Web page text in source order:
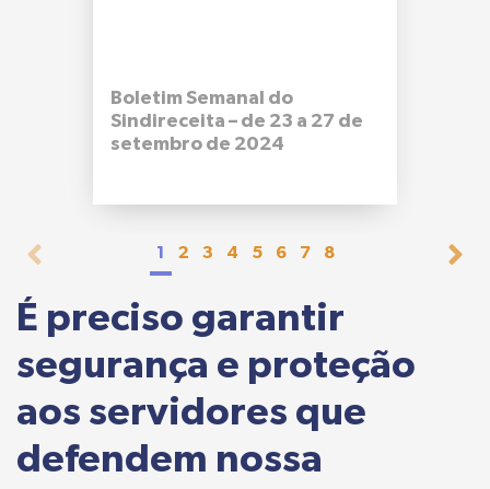
Boletim Semanal do
Sindireceita – de 23 a 27 de
setembro de 2024
1 2 3 4 5 6 7 8
É preciso garantir
segurança e proteção
aos servidores que
defendem nossa